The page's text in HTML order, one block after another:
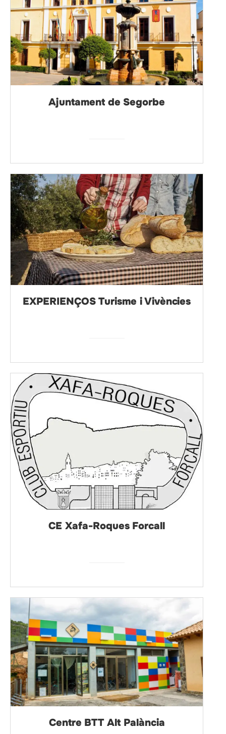
Ajuntament de Segorbe
EXPERIENÇOS Turisme i Vivències
CE Xafa-Roques Forcall
Centre BTT Alt Palància